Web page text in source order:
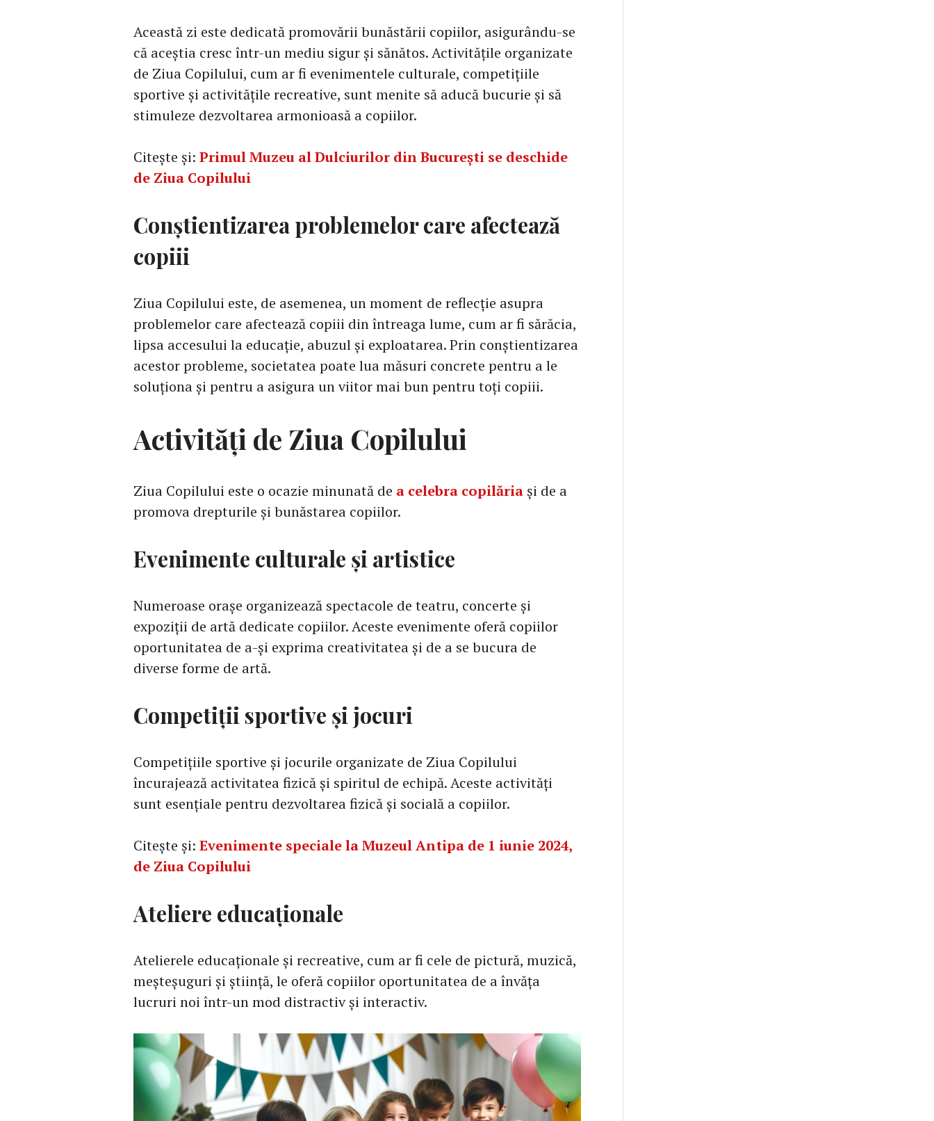
Această zi este dedicată promovării bunăstării copiilor, asigurându-se
că aceștia cresc într-un mediu sigur și sănătos. Activitățile organizate
de Ziua Copilului, cum ar fi evenimentele culturale, competițiile
sportive și activitățile recreative, sunt menite să aducă bucurie și să
stimuleze dezvoltarea armonioasă a copiilor.
Citește și: Primul Muzeu al Dulciurilor din București se deschide
de Ziua Copilului
Conștientizarea problemelor care afectează
copiii
Ziua Copilului este, de asemenea, un moment de reflecție asupra
problemelor care afectează copiii din întreaga lume, cum ar fi sărăcia,
lipsa accesului la educație, abuzul și exploatarea. Prin conștientizarea
acestor probleme, societatea poate lua măsuri concrete pentru a le
soluționa și pentru a asigura un viitor mai bun pentru toți copiii.
Activități de Ziua Copilului
Ziua Copilului este o ocazie minunată de a celebra copilăria și de a
promova drepturile și bunăstarea copiilor.
Evenimente culturale și artistice
Numeroase orașe organizează spectacole de teatru, concerte și
expoziții de artă dedicate copiilor. Aceste evenimente oferă copiilor
oportunitatea de a-și exprima creativitatea și de a se bucura de
diverse forme de artă.
Competiții sportive și jocuri
Competițiile sportive și jocurile organizate de Ziua Copilului
încurajează activitatea fizică și spiritul de echipă. Aceste activități
sunt esențiale pentru dezvoltarea fizică și socială a copiilor.
Citește și: Evenimente speciale la Muzeul Antipa de 1 iunie 2024,
de Ziua Copilului
Ateliere educaționale
Atelierele educaționale și recreative, cum ar fi cele de pictură, muzică,
meșteșuguri și știință, le oferă copiilor oportunitatea de a învăța
lucruri noi într-un mod distractiv și interactiv.